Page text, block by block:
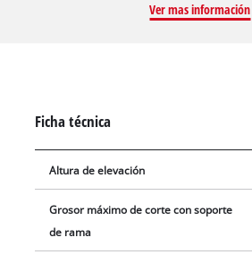
milímetros sin esfuerzo. La hoja de la
incansable y una sujeción
podar sin cable GE-GS 18 Li - Solo está
de sierra KWB de alta calidad "Hecha
Ver mas información
Ficha técnica
Altura de elevación
Grosor máximo de corte con soporte
de rama